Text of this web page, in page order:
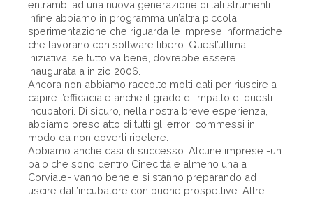
entrambi ad una nuova generazione di tali strumenti.
Infine abbiamo in programma un’altra piccola
sperimentazione che riguarda le imprese informatiche
che lavorano con software libero. Quest’ultima
iniziativa, se tutto va bene, dovrebbe essere
inaugurata a inizio 2006.
Ancora non abbiamo raccolto molti dati per riuscire a
capire l’efficacia e anche il grado di impatto di questi
incubatori. Di sicuro, nella nostra breve esperienza,
abbiamo preso atto di tutti gli errori commessi in
modo da non doverli ripetere.
Abbiamo anche casi di successo. Alcune imprese -un
paio che sono dentro Cinecittà e almeno una a
Corviale- vanno bene e si stanno preparando ad
uscire dall’incubatore con buone prospettive. Altre